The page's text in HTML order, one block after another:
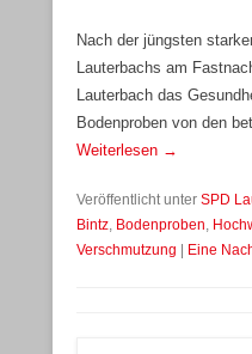
Nach der jüngsten
Lauterbachs am
Lauterbach das
Bodenproben von den
Weiterlesen →
Veröffentlicht unter SPD
Bintz, Bodenproben,
Verschmutzung
Eine